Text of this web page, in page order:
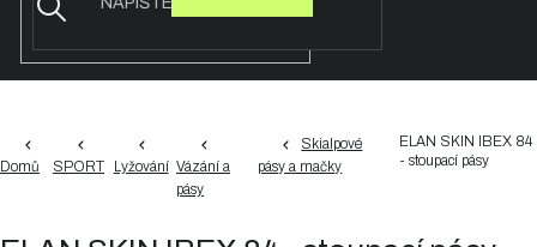
Domů SPORT Lyžování Vázání a
pásy
Skialpové
pásy a mačky
ELAN SKIN IBEX 84
- stoupací pásy